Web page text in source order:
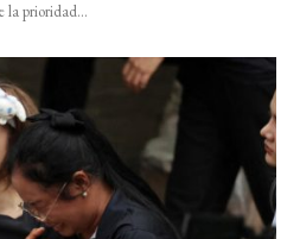
la prioridad...